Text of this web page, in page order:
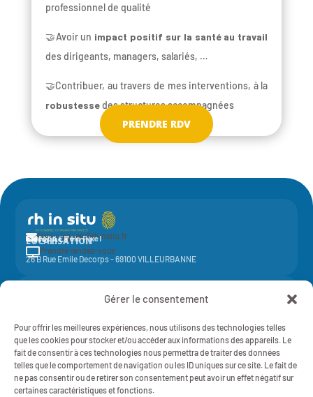
Gérer le consentement
Pour offrir les meilleures expériences, nous utilisons des technologies telles
que les cookies pour stocker et/ou accéder aux informations des appareils. Le
fait de consentir à ces technologies nous permettra de traiter des données
telles que le comportement de navigation ou les ID uniques sur ce site. Le fait de
ne pas consentir ou de retirer son consentement peut avoir un effet négatif sur
certaines caractéristiques et fonctions.
professionnel de qualité
🤝Avoir un impact positif sur la santé au travail
des dirigeants, managers, salariés, …
🤝Contribuer, au travers de mes interventions, à la
robustessedes structures accompagnées
PRENDRE RDV
CONTACT
fanny.leguen@rhinsitu.fr
Prendre rendez-vous
LOCALISATION
Elycoop - Pôle Pixel
26 B Rue Emile Decorps - 69100 VILLEURBANNE
SIREN 429 851 637 - NAF 7022Z - 429 851 637 RCS Lyon
Politique de Confidentialité
RH IN SITU - 2025 - TOUT DROITS RÉSERVÉS